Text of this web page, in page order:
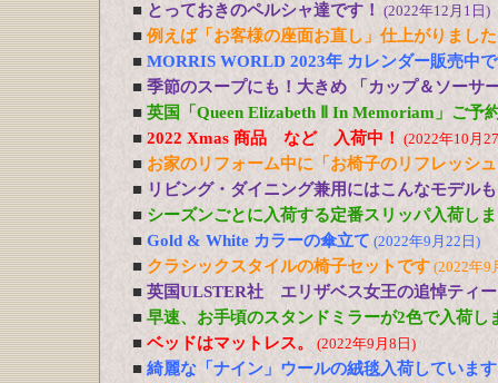
■ とっておきのペルシャ達です！ (2022年12月1日)
■ 例えば「お客様の座面お直し」仕上がりました
■ MORRIS WORLD 2023年 カレンダー販売中
■ 季節のスープにも！大きめ 「カップ＆ソーサ
■ 英国「Queen Elizabeth Ⅱ In Memoriam」ご予
■ 2022 Xmas 商品 など 入荷中！ (2022年10月
■ お家のリフォーム中に「お椅子のリフレッシ
■ リビング・ダイニング兼用にはこんなモデルも
■ シーズンごとに入荷する定番スリッパ入荷し
■ Gold & White カラーの傘立て (2022年9月22日)
■ クラシックスタイルの椅子セットです (2022年9
■ 英国ULSTER社 エリザベス女王の追悼ティ
■ 早速、お手頃のスタンドミラーが2色で入荷し
■ ベッドはマットレス。 (2022年9月8日)
■ 綺麗な「ナイン」ウールの絨毯入荷しています